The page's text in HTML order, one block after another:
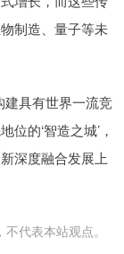
制造、量子等未
具有世界一流竞
的‘智造之城’，
深度融合发展上
代表本站观点。